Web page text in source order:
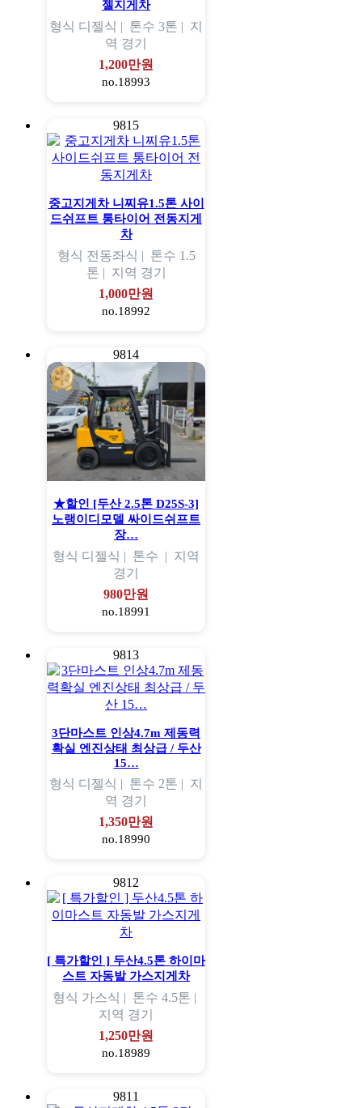
젤지게차
형식 디젤식 | 톤수 3톤 | 지
역 경기
1,200만원
no.18993
9815
중고지게차 니찌유1.5톤 사이
드쉬프트 통타이어 전동지게
차
형식 전동좌식 | 톤수 1.5
톤 | 지역 경기
1,000만원
no.18992
9814
★할인 [두산 2.5톤 D25S-3]
노랭이디모델 싸이드쉬프트
장…
형식 디젤식 | 톤수 | 지역
경기
980만원
no.18991
9813
3단마스트 인상4.7m 제동력
확실 엔진상태 최상급 / 두산
15…
형식 디젤식 | 톤수 2톤 | 지
역 경기
1,350만원
no.18990
9812
[ 특가할인 ] 두산4.5톤 하이마
스트 자동발 가스지게차
형식 가스식 | 톤수 4.5톤 |
지역 경기
1,250만원
no.18989
9811